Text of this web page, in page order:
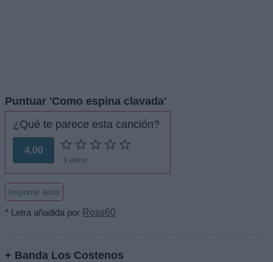
Puntuar 'Como espina clavada'
¿Qué te parece esta canción?
4,00
5 votos
Imprimir letra
* Letra añadida por Ross60
+ Banda Los Costenos